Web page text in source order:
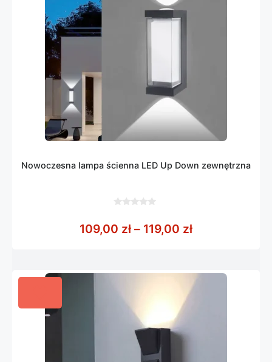
Nowoczesna lampa ścienna LED Up Down zewnętrzna
5
109,00 zł – 119,00 złZakres cen: